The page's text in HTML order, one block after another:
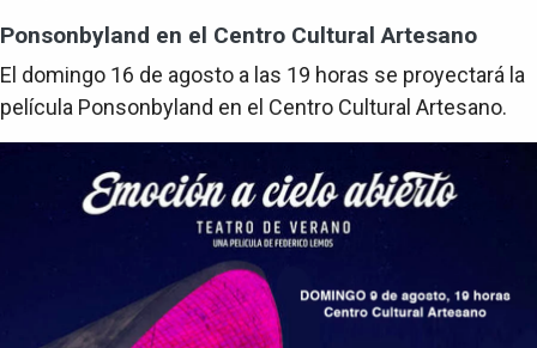
Ponsonbyland en el Centro Cultural Artesano
El domingo 16 de agosto a las 19 horas se proyectará la
película Ponsonbyland en el Centro Cultural Artesano.